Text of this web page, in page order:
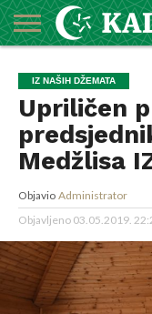
O
MEDŽLISU
DŽEMATI
IMAMI
MEKTEBSKI
CENTAR
VIJESTI
HUTBE
NAJAVE
KALENDAR
KONTAKT
IZ NAŠIH DŽEMATA
Upriličen
Medžlisa
Objavio Administrator
Objavljeno 03.05.2019.